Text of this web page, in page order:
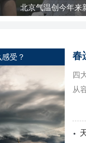
北京气温创今年来
受？ 春
四
从